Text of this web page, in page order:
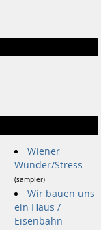
Wiener
Wunder/Stress
(sampler)
Wir bauen uns
ein Haus /
Eisenbahn